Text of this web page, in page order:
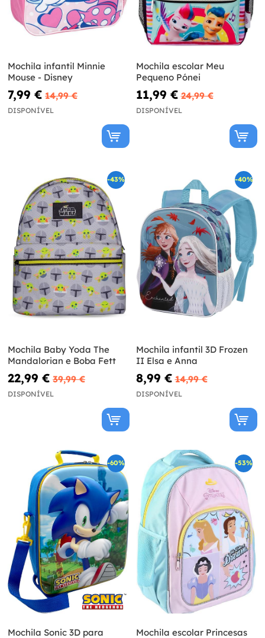
Mochila infantil Minnie
Mouse - Disney
7,99 € 14,99 €
DISPONÍVEL
Mochila escolar Meu
Pequeno Pónei
11,99 € 24,99 €
DISPONÍVEL
-43%
Mochila Baby Yoda The
Mandalorian e Boba Fett
22,99 € 39,99 €
DISPONÍVEL
-40%
Mochila infantil 3D Frozen
II Elsa e Anna
8,99 € 14,99 €
DISPONÍVEL
-60%
Mochila Sonic 3D para
-53%
Mochila escolar Princesas